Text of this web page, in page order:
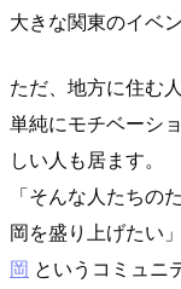
大きな関東のイベ
ただ、地方に住む
単純にモチベーシ
しい人も居ます。
「そんな人たちの
岡を盛り上げたい
岡 というコミュニ